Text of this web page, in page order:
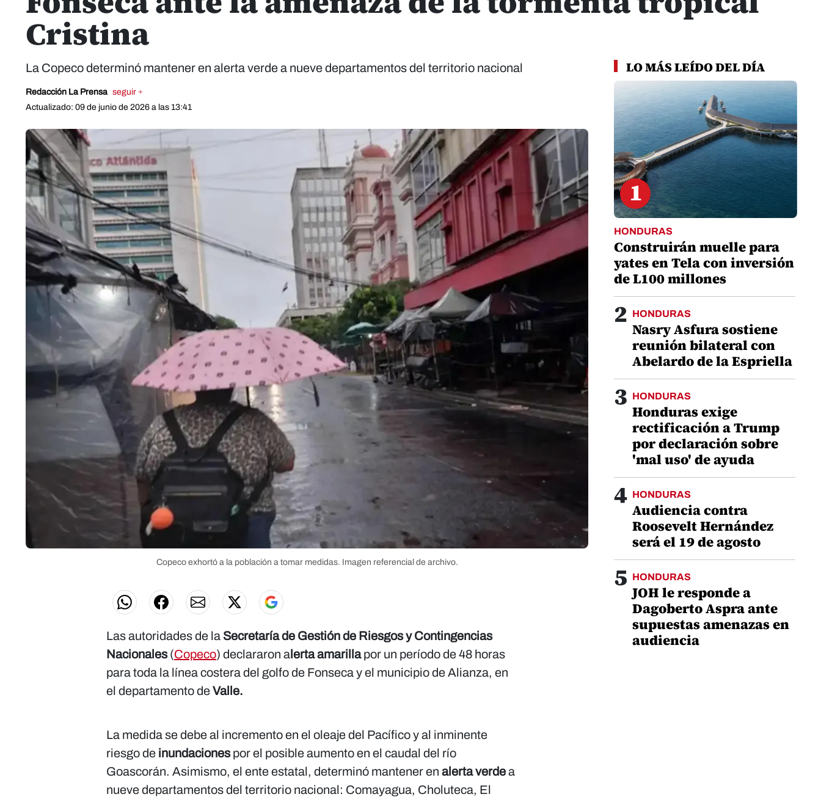
Cristina
La Copeco determinó mantener en alerta verde a nueve departamentos del territorio nacional
Redacción La Prensa seguir +
Actualizado: 09 de junio de 2026 a las 13:41
Copeco exhortó a la población a tomar medidas. Imagen referencial de archivo.
Las autoridades de la Secretaría de Gestión de Riesgos y Contingencias
Nacionales(Copeco) declararon a lerta amarillapor un período de 48 horas
para toda la línea costera del golfo de Fonseca y el municipio de Alianza, en
el departamento deValle.
La medida se debe al incremento en el oleaje del Pacífico y al inminente
riesgo de inundacionespor el posible aumento en el caudal del río
Goascorán. Asimismo, el ente estatal, determinó mantener en alerta verdea
nueve departamentos del territorio nacional: Comayagua, Choluteca, El
LO MÁS LEÍDO DEL DÍA
1
HONDURAS
Construirán muelle para
yates en Tela con inversión
de L100 millones
2 HONDURAS
Nasry Asfura sostiene
reunión bilateral con
Abelardo de la Espriella
3 HONDURAS
Honduras exige
rectificación a Trump
por declaración sobre
'mal uso' de ayuda
4 HONDURAS
Audiencia contra
Roosevelt Hernández
será el 19 de agosto
5 HONDURAS
JOH le responde a
Dagoberto Aspra ante
supuestas amenazas en
audiencia